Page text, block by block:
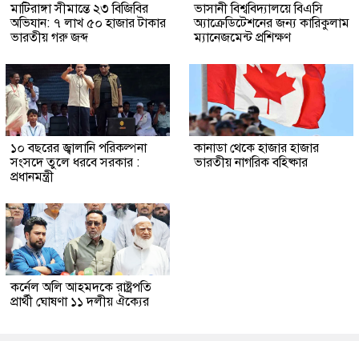
মাটিরাঙ্গা সীমান্তে ২৩ বিজিবির
অভিযান: ৭ লাখ ৫০ হাজার টাকার
ভারতীয় গরু জব্দ
ভাসানী বিশ্ববিদ্যালয়ে বিএসি
অ্যাক্রেডিটেশনের জন্য কারিকুলাম
ম্যানেজমেন্ট প্রশিক্ষণ
১০ বছরের জ্বালানি পরিকল্পনা
সংসদে তুলে ধরবে সরকার :
প্রধানমন্ত্রী
কানাডা থেকে হাজার হাজার
ভারতীয় নাগরিক বহিষ্কার
কর্নেল অলি আহমদকে রাষ্ট্রপতি
প্রার্থী ঘোষণা ১১ দলীয় ঐক্যের